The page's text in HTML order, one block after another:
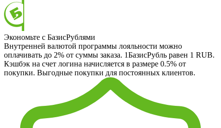
Экономьте с БазисРублями
Внутренней валютой программы лояльности можно
оплачивать до 2% от суммы заказа. 1БазисРубль равен 1 RUB.
Кэшбэк на счет логина начисляется в размере 0.5% от
покупки. Выгодные покупки для постоянных клиентов.